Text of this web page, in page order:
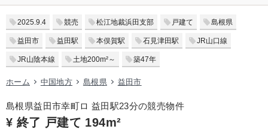
2025.9.4 競売 松江地裁浜田支部 戸建て 島根県
益田市 益田駅 本俣賀駅 石見津田駅 JR山口線
JR山陰本線 土地200m²～ 築47年
ホーム 中国地方 島根県 益田市
島根県益田市幸町ロ 益田駅23分の競売物件
¥ 終了 戸建て 194m²